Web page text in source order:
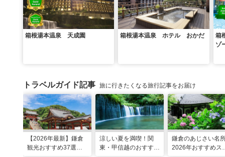
箱根湯本温泉 天成園 箱根湯本温泉 ホテル おかだ
箱
ゾ
トラベルガイド記事 旅に行きたくなる旅行記事をお届け
【2026年最新】鎌倉
観光おすすめ37選！
涼しい夏を満喫！関
東・甲信越のおすすめ
鎌倉のあじさい名
2026年おすすめス